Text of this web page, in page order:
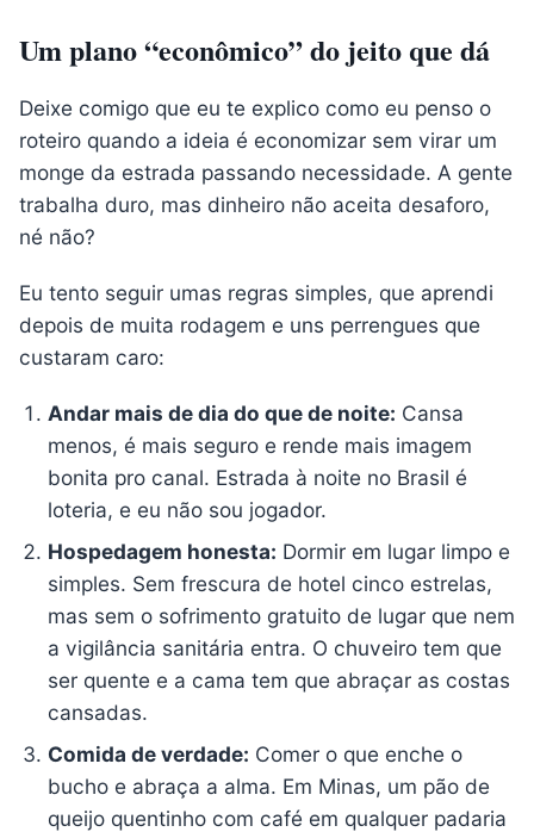
Um plano “econômico” do jeito que dá
Deixe comigo que eu te explico como eu penso o
roteiro quando a ideia é economizar sem virar um
monge da estrada passando necessidade. A gente
trabalha duro, mas dinheiro não aceita desaforo,
né não?
Eu tento seguir umas regras simples, que aprendi
depois de muita rodagem e uns perrengues que
custaram caro:
Andar mais de dia do que de noite: Cansa
menos, é mais seguro e rende mais imagem
bonita pro canal. Estrada à noite no Brasil é
loteria, e eu não sou jogador.
Hospedagem honesta: Dormir em lugar limpo e
simples. Sem frescura de hotel cinco estrelas,
mas sem o sofrimento gratuito de lugar que nem
a vigilância sanitária entra. O chuveiro tem que
ser quente e a cama tem que abraçar as costas
cansadas.
Comida de verdade: Comer o que enche o
bucho e abraça a alma. Em Minas, um pão de
queijo quentinho com café em qualquer padaria